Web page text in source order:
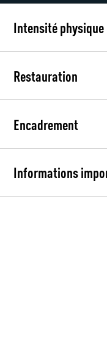
Intensité physique
Restauration
Encadrement
Informations